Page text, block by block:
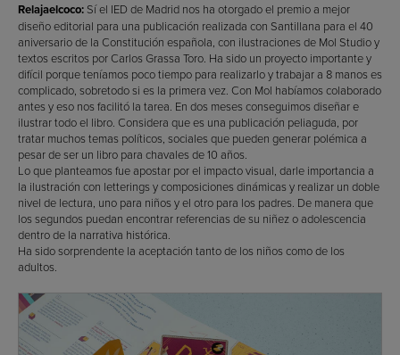
Relajaelcoco: Sí el IED de Madrid nos ha otorgado el premio a mejor
diseño editorial para una publicación realizada con Santillana para el 40
aniversario de la Constitución española, con ilustraciones de Mol Studio y
textos escritos por Carlos Grassa Toro. Ha sido un proyecto importante y
difícil porque teníamos poco tiempo para realizarlo y trabajar a 8 manos es
complicado, sobretodo si es la primera vez. Con Mol habíamos colaborado
antes y eso nos facilitó la tarea. En dos meses conseguimos diseñar e
ilustrar todo el libro. Considera que es una publicación peliaguda, por
tratar muchos temas políticos, sociales que pueden generar polémica a
pesar de ser un libro para chavales de 10 años.
Lo que planteamos fue apostar por el impacto visual, darle importancia a
la ilustración con letterings y composiciones dinámicas y realizar un doble
nivel de lectura, uno para niños y el otro para los padres. De manera que
los segundos puedan encontrar referencias de su niñez o adolescencia
dentro de la narrativa histórica.
Ha sido sorprendente la aceptación tanto de los niños como de los
adultos.